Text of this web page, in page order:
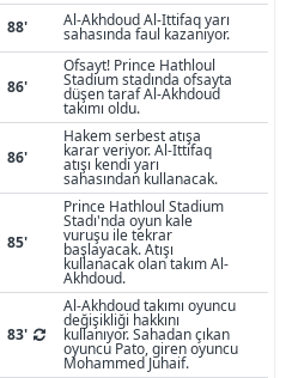
88'
Al-Akhdoud Al-Ittifaq yarı
sahasında faul kazanıyor.
86'
Ofsayt! Prince Hathloul
Stadium stadında ofsayta
düşen taraf Al-Akhdoud
takımı oldu.
86'
Hakem serbest atışa
karar veriyor. Al-Ittifaq
atışı kendi yarı
sahasından kullanacak.
85'
Prince Hathloul Stadium
Stadı'nda oyun kale
vuruşu ile tekrar
başlayacak. Atışı
kullanacak olan takım Al-
Akhdoud.
83'
Al-Akhdoud takımı oyuncu
değişikliği hakkını
kullanıyor. Sahadan çıkan
oyuncu Pato, giren oyuncu
Mohammed Juhaif.